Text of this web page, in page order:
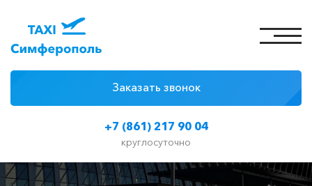
+7 (861) 217 90 04
круглосуточно
Заказать звонок
Цены на такси
Классы автомобилей